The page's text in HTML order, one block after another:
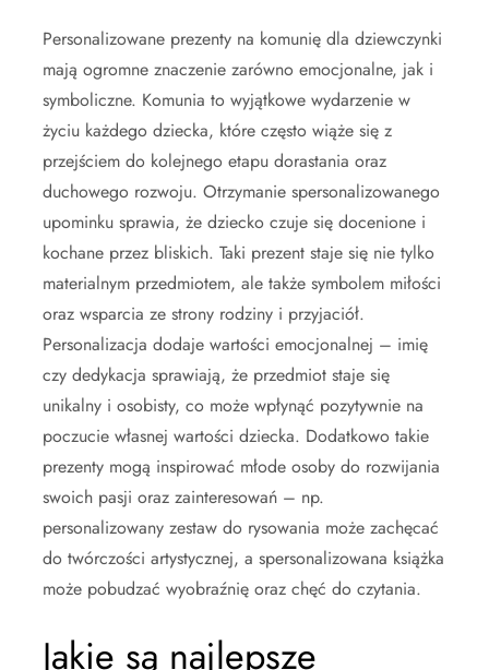
Personalizowane prezenty na komunię dla dziewczynki
mają ogromne znaczenie zarówno emocjonalne, jak i
symboliczne. Komunia to wyjątkowe wydarzenie w
życiu każdego dziecka, które często wiąże się z
przejściem do kolejnego etapu dorastania oraz
duchowego rozwoju. Otrzymanie spersonalizowanego
upominku sprawia, że dziecko czuje się docenione i
kochane przez bliskich. Taki prezent staje się nie tylko
materialnym przedmiotem, ale także symbolem miłości
oraz wsparcia ze strony rodziny i przyjaciół.
Personalizacja dodaje wartości emocjonalnej – imię
czy dedykacja sprawiają, że przedmiot staje się
unikalny i osobisty, co może wpłynąć pozytywnie na
poczucie własnej wartości dziecka. Dodatkowo takie
prezenty mogą inspirować młode osoby do rozwijania
swoich pasji oraz zainteresowań – np.
personalizowany zestaw do rysowania może zachęcać
do twórczości artystycznej, a spersonalizowana książka
może pobudzać wyobraźnię oraz chęć do czytania.
Jakie są najlepsze